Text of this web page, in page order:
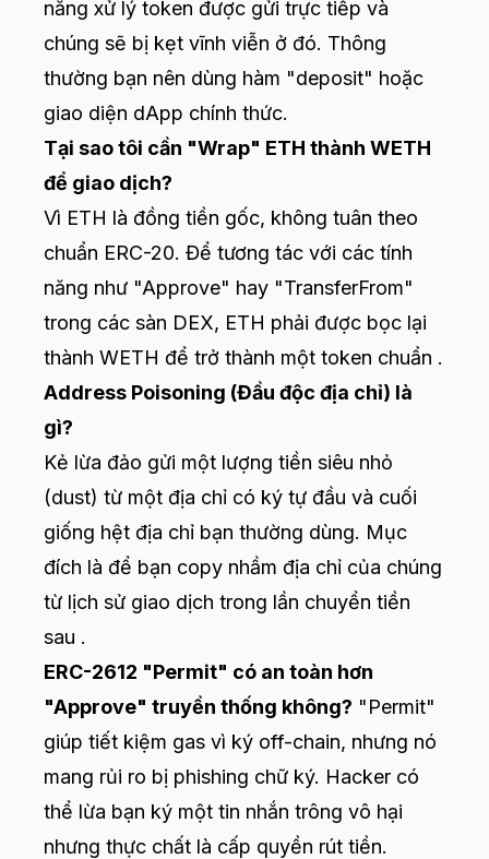
năng xử lý token được gửi trực tiếp và
chúng sẽ bị kẹt vĩnh viễn ở đó. Thông
thường bạn nên dùng hàm "deposit" hoặc
giao diện dApp chính thức.
Tại sao tôi cần "Wrap" ETH thành WETH
để giao dịch?
Vì ETH là đồng tiền gốc, không tuân theo
chuẩn ERC-20. Để tương tác với các tính
năng như "Approve" hay "TransferFrom"
trong các sàn DEX, ETH phải được bọc lại
thành WETH để trở thành một token chuẩn .
Address Poisoning (Đầu độc địa chỉ) là
gì?
Kẻ lừa đảo gửi một lượng tiền siêu nhỏ
(dust) từ một địa chỉ có ký tự đầu và cuối
giống hệt địa chỉ bạn thường dùng. Mục
đích là để bạn copy nhầm địa chỉ của chúng
từ lịch sử giao dịch trong lần chuyển tiền
sau .
ERC-2612 "Permit" có an toàn hơn
"Approve" truyền thống không? "Permit"
giúp tiết kiệm gas vì ký off-chain, nhưng nó
mang rủi ro bị phishing chữ ký. Hacker có
thể lừa bạn ký một tin nhắn trông vô hại
nhưng thực chất là cấp quyền rút tiền.